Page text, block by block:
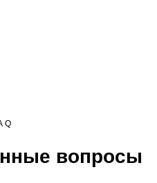
вопросы